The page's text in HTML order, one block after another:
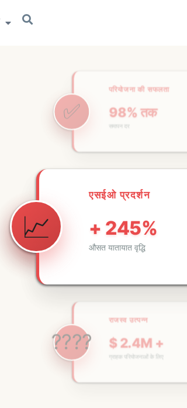
📈
एसईओ प्रदर्शन
+ 245%
औसत यातायात वृद्धि
????
राजस्व उत्पन्न
$ 2.4M +
ग्राहक परियोजनाओं के लिए
🚀
सक्रिय अभियान
150 +
वर्तमान में प्रबंधन